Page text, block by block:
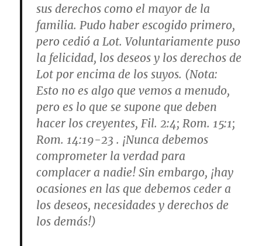
sus derechos como el mayor de la
familia. Pudo haber escogido primero,
pero cedió a Lot. Voluntariamente puso
la felicidad, los deseos y los derechos de
Lot por encima de los suyos. (Nota:
Esto no es algo que vemos a menudo,
pero es lo que se supone que deben
hacer los creyentes, Fil. 2:4; Rom. 15:1;
Rom. 14:19-23 . ¡Nunca debemos
comprometer la verdad para
complacer a nadie! Sin embargo, ¡hay
ocasiones en las que debemos ceder a
los deseos, necesidades y derechos de
los demás!)